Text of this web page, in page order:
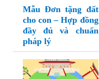
Mẫu Đơn tặng đất
cho con – Hợp đồng
đầy đủ và chuẩn
pháp lý